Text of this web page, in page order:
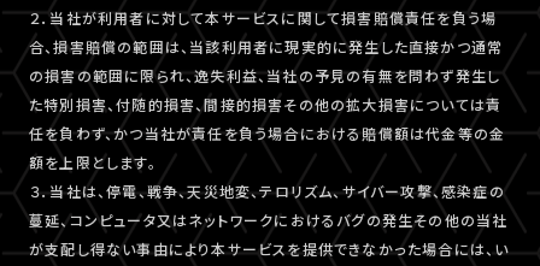
２．当社が利用者に対して本サービスに関して損害賠償責任を負う場
合、損害賠償の範囲は、当該利用者に現実的に発生した直接かつ通常
の損害の範囲に限られ、逸失利益、当社の予見の有無を問わず発生し
た特別損害、付随的損害、間接的損害その他の拡大損害については責
任を負わず、かつ当社が責任を負う場合における賠償額は代金等の金
額を上限とします。
３．当社は、停電、戦争、天災地変、テロリズム、サイバー攻撃、感染症の
蔓延、コンピュータ又はネットワークにおけるバグの発生その他の当社
が支配し得ない事由により本サービスを提供できなかった場合には、い